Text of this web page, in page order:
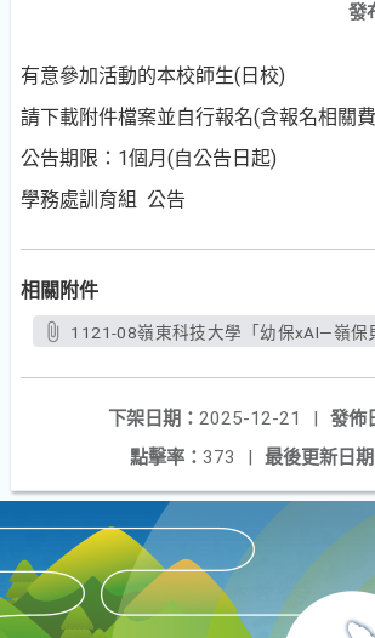
發
有意參加活動的本校師生(日校)
請下載附件檔案並自行報名(含報名相關
公告期限：1個月(自公告日起)
學務處訓育組 公告
相關附件
1121-08嶺東科技大學「幼保xAI—嶺保
發佈
下架日期： 2025-12-21
|
最後更新日期
點擊率： 373 |